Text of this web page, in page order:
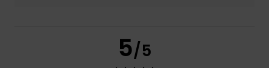
5/5